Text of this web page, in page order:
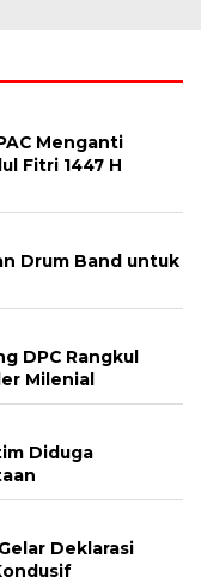
Menganti
Fitri 1447 H
Drum Band untuk
DPC Rangkul
Milenial
Diduga
Deklarasi